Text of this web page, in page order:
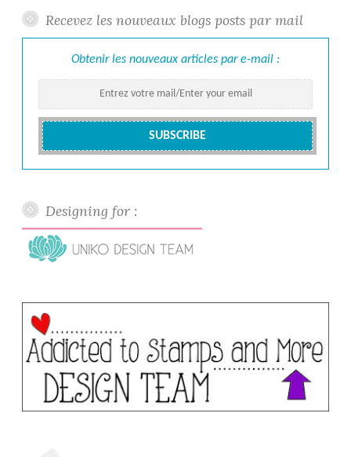
Recevez les nouveaux blogs posts par mail
Obtenir les nouveaux articles par e-mail :
Designing for :